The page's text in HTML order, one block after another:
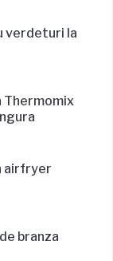
verdeturi la
Thermomix
airfryer
branza